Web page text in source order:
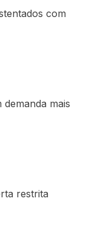
com
mais
restrita